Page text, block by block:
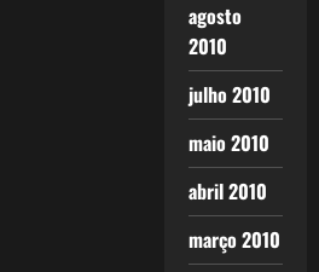
agosto
2010
julho 2010
maio 2010
abril 2010
março 2010